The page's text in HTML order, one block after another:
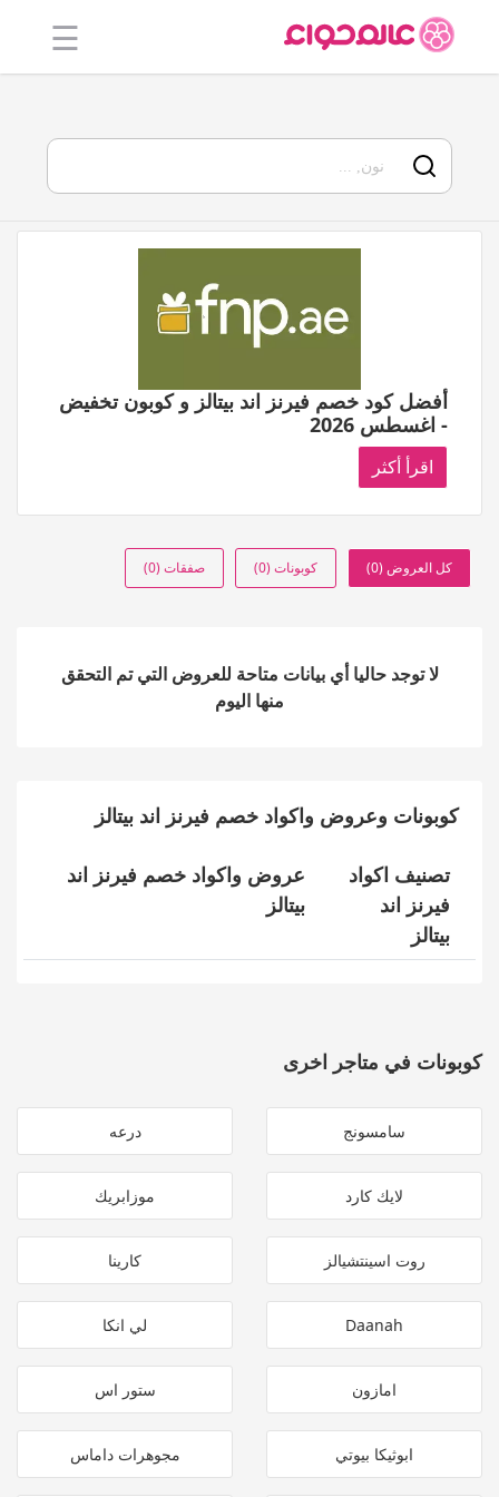
أفضل 20
جميع
☰
أفضل كود خصم فيرنز اند بيتالز و كوبون تخفيض
- اغسطس 2026
اقرأ أكثر
كل العروض (0) كوبونات (0) صفقات (0)
لا توجد حاليا أي بيانات متاحة للعروض التي تم التحقق
منها اليوم
كوبونات وعروض واكواد خصم فيرنز اند بيتالز
تصنيف اكواد
فيرنز اند
بيتالز
عروض واكواد خصم فيرنز اند
بيتالز
كوبونات في متاجر اخرى
سامسونج درعه
لايك كارد موزابريك
روت اسينتشيالز كارينا
Daanah لي انكا
امازون ستور اس
ابوثيكا بيوتي مجوهرات داماس